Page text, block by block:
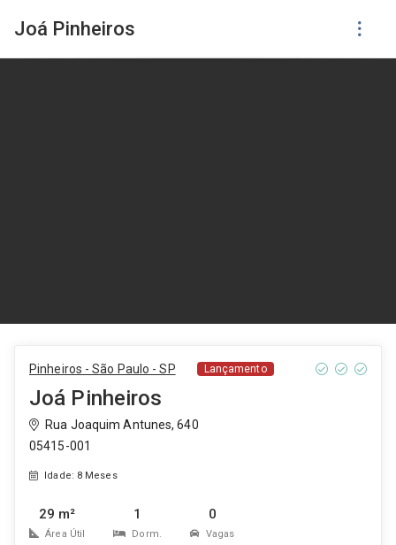
Joá Pinheiros
Pinheiros - São Paulo - SP Lançamento
Joá Pinheiros
Rua Joaquim Antunes, 640
05415-001
Idade: 8 Meses
29 m²
Área Útil
1
Dorm.
0
Vagas